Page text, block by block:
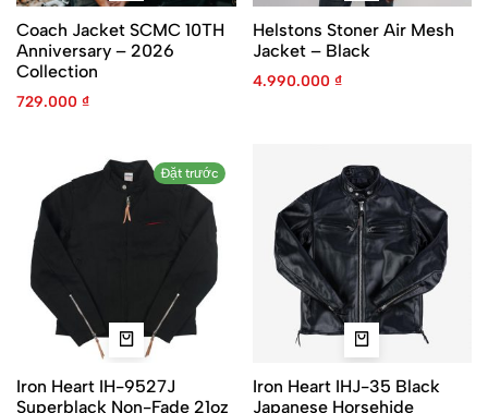
Coach Jacket SCMC 10TH
Anniversary – 2026
Collection
729.000 ₫
Helstons Stoner Air Mesh
Jacket – Black
4.990.000 ₫
Đặt trước
Iron Heart IH-9527J
Superblack Non-Fade 21oz
Iron Heart IHJ-35 Black
Japanese Horsehide